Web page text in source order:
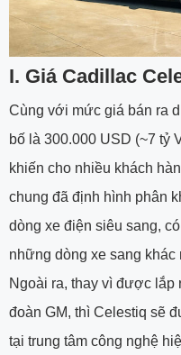
I. Giá Cadillac
Cùng với mức giá bán ra
bố là 300.000 USD (~7 tỷ
khiến cho nhiều khách
chung đã định hình phân
dòng xe điện siêu sang,
những dòng xe sang
Ngoài ra, thay vì được lắp
đoàn GM, thì Celestiq sẽ
tại trung tâm công nghệ